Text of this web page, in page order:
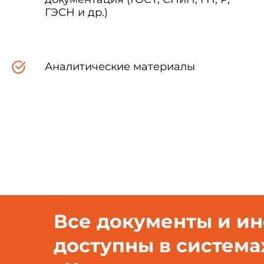
4 Приказом Федерального
межгосударственный
Российской Федерации с 1
ГЭСН и др.)
Аналитические материалы
Все документы и
доступны в